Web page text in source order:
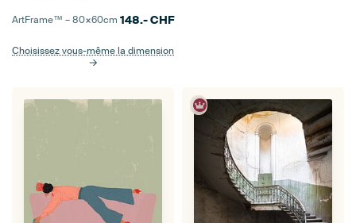
ArtFrame™ –80×60cm 148.-CHF
Choisissez vous-même la dimension